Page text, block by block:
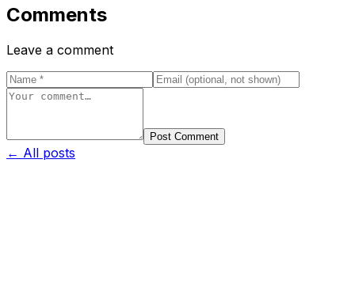
Comments
Leave a comment
Post Comment
← All posts